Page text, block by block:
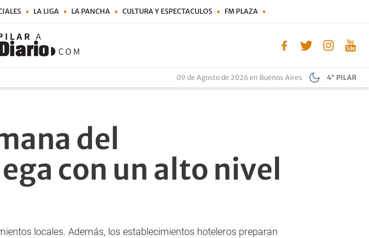
LA LIGA LA PANCHA CULTURA Y ESPECTACULOS FM PLAZA
09 de Agosto de 2026 en Buenos Aires 4° PILAR
del
con un alto nivel
locales. Además, los establecimientos hoteleros preparan